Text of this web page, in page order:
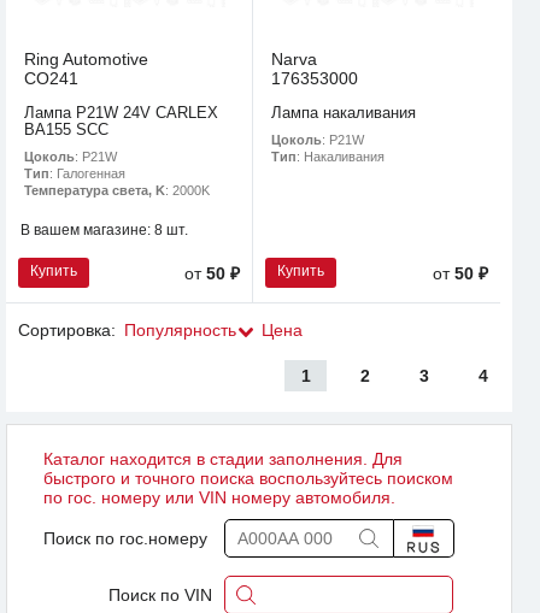
Ring Automotive
CO241
Лампа P21W 24V CARLEX
BA155 SCC
Цоколь: P21W
Тип: Галогенная
Температура света, K: 2000K
В вашем магазине: 8 шт.
Купить от50 ₽
Narva
176353000
Лампа накаливания
Цоколь: P21W
Тип: Накаливания
Купить от50 ₽
Сортировка: Популярность Цена
1 2 3 4
Каталог находится в стадии заполнения. Для
быстрого и точного поиска воспользуйтесь поиском
по гос. номеру или VIN номеру автомобиля.
Поиск по гос.номеру
Поиск по VIN